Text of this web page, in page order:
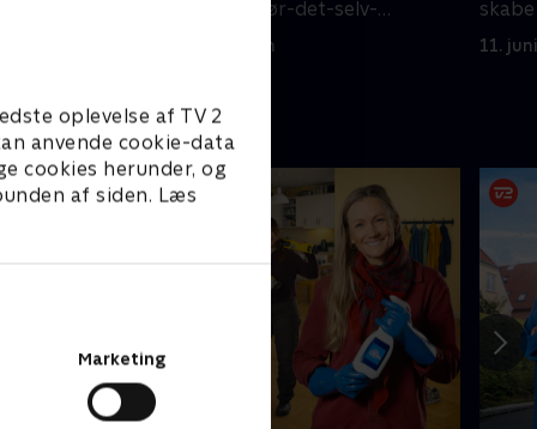
oplevelse af TV 2
anvende cookie-data
cookies herunder, og
af siden. Læs
Marketing
og halvfærdige gør-det-selv-
4. juni 2026 • 58 min 11.